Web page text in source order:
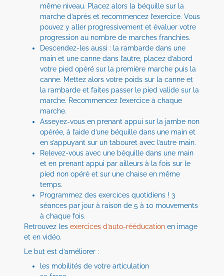
même niveau. Placez alors la béquille sur la
marche d’après et recommencez l’exercice. Vous
pouvez y aller progressivement et évaluer votre
progression au nombre de marches franchies.
Descendez-les aussi : la rambarde dans une
main et une canne dans l’autre, placez d’abord
votre pied opéré sur la première marche puis la
canne. Mettez alors votre poids sur la canne et
la rambarde et faites passer le pied valide sur la
marche. Recommencez l’exercice à chaque
marche.
Asseyez-vous en prenant appui sur la jambe non
opérée, à l’aide d’une béquille dans une main et
en s’appuyant sur un tabouret avec l’autre main.
Relevez-vous avec une béquille dans une main
et en prenant appui par ailleurs à la fois sur le
pied non opéré et sur une chaise en même
temps.
Programmez des exercices quotidiens ! 3
séances par jour à raison de 5 à 10 mouvements
à chaque fois.
Retrouvez les exercices d’auto-rééducation en image
et en vidéo.
Le but est d’améliorer :
les mobilités de votre articulation